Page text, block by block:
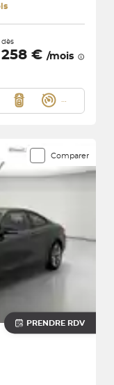
dès
258 € /mois
Comparer
PRENDRE RDV